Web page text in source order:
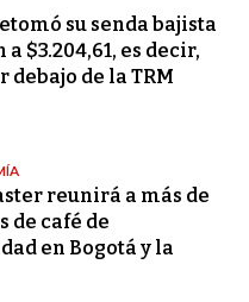
su senda bajista
a $3.204,61, es decir,
debajo de la TRM
reunirá a más de
de café de
en Bogotá y la